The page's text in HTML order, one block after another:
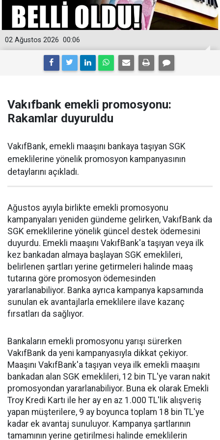
00:06
02 Ağustos 2026
Vakıfbank emekli promosyonu:
Rakamlar duyuruldu
VakıfBank, emekli maaşını bankaya taşıyan SGK
emeklilerine yönelik promosyon kampanyasının
detaylarını açıkladı.
Ağustos ayıyla birlikte emekli promosyonu
kampanyaları yeniden gündeme gelirken, VakıfBank da
SGK emeklilerine yönelik güncel destek ödemesini
duyurdu. Emekli maaşını VakıfBank'a taşıyan veya ilk
kez bankadan almaya başlayan SGK emeklileri,
belirlenen şartları yerine getirmeleri halinde maaş
tutarına göre promosyon ödemesinden
yararlanabiliyor. Banka ayrıca kampanya kapsamında
sunulan ek avantajlarla emeklilere ilave kazanç
fırsatları da sağlıyor.
Bankaların emekli promosyonu yarışı sürerken
VakıfBank da yeni kampanyasıyla dikkat çekiyor.
Maaşını VakıfBank'a taşıyan veya ilk emekli maaşını
bankadan alan SGK emeklileri, 12 bin TL'ye varan nakit
promosyondan yararlanabiliyor. Buna ek olarak Emekli
Troy Kredi Kartı ile her ay en az 1.000 TL'lik alışveriş
yapan müşterilere, 9 ay boyunca toplam 18 bin TL'ye
kadar ek avantaj sunuluyor. Kampanya şartlarının
tamamının yerine getirilmesi halinde emeklilerin